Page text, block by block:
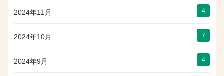
2024年11月 4
2024年10月 7
2024年9月 4